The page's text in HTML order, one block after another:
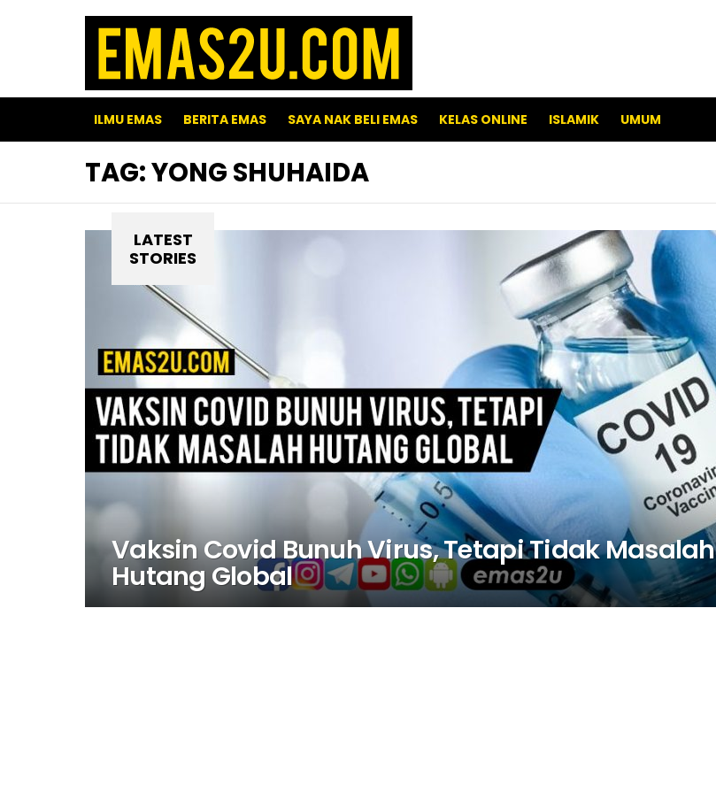
ILMU EMAS BERITA EMAS SAYA NAK BELI EMAS KELAS ONLINE ISLAMIK UMUM
TAG:YONG SHUHAIDA
LATEST
STORIES
Vaksin Covid Bunuh Virus, Tetapi Tidak Masalah
Hutang Global